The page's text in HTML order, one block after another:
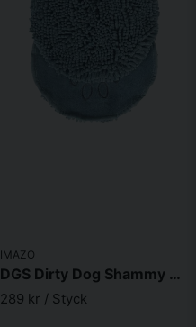
IMAZO
DGS Dirty Dog Shammy Handduk Pacific Blue
289 kr / Styck